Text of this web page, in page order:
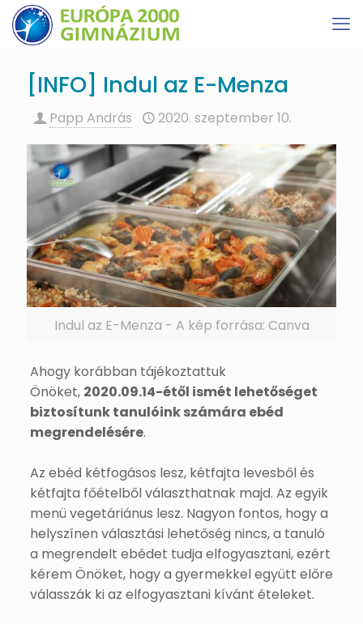
[INFO] Indul az E-Menza
Papp András 2020. szeptember 10.
Indul az E-Menza - A kép forrása: Canva
Ahogy korábban tájékoztattuk
Önöket, 2020.09.14-étől ismét lehetőséget
biztosítunk tanulóink számára ebéd
megrendelésére.
Az ebéd kétfogásos lesz, kétfajta levesből és
kétfajta főételből választhatnak majd. Az egyik
menü vegetáriánus lesz. Nagyon fontos, hogy a
helyszínen választási lehetőség nincs, a tanuló
a megrendelt ebédet tudja elfogyasztani, ezért
kérem Önöket, hogy a gyermekkel együtt előre
válasszák ki az elfogyasztani kívánt ételeket.